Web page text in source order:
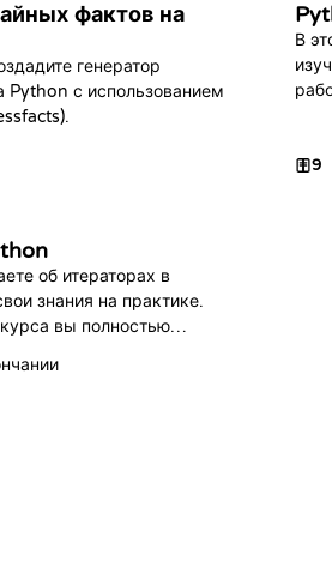
фактов на
генератор
Python с использованием
В
9
об итераторах в
знания на практике.
вы полностью